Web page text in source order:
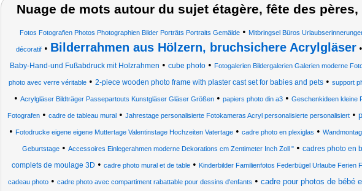
Nuage de mots autour du sujet étagère, fête des
Fotos Fotografien Photos Photographien Bilder Porträts Portraits Gemälde • Mitbringsel Büros
décoratif• Bilderrahmen aus Hölzern, bruchsichere Acrylgläser•
Baby-Hand-und Fußabdruck mit Holzrahmen • cube photo• Fotogalerien Bildergalerien Galerien moderne
photo avec verre véritable • 2-piece wooden photo frame with plaster cast set for babies and pets • support
• Acrylgläser Bildträger Passepartouts Kunstgläser Gläser Größen • papiers photo din a3 • Geschenkideen kleine
Fotografen • cadre de tableau mural • Jahrestage personalisierte Fotokameras Acryl personalisierte personalisiert •
• Fotodrucke eigene eigene Muttertage Valentinstage Hochzeiten Vatertage • cadre photo en plexiglas •
Geburtstage• Accessoires Einlegerahmen moderne Dekorations cm Zentimeter Inch Zoll "• cadres photo en
complets de moulage 3D • cadre photo mural et de table • Kinderbilder Familienfotos Federbügel Urlaube Ferien
cadeau photo• cadre photo avec compartiment rabattable pour dessins d'enfants • cadre pour photos de bébé